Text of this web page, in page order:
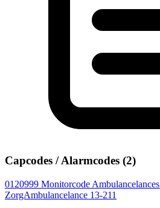
Capcodes / Alarmcodes (2)
0120999 Monitorcode Ambulancelances
ZorgAmbulancelance 13-211